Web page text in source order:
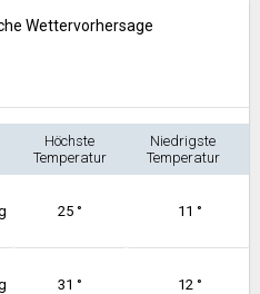
Wettervorhersage
Höchste
Temperatur
Niedrigste
Temperatur
25 ° 11 °
31 ° 12 °